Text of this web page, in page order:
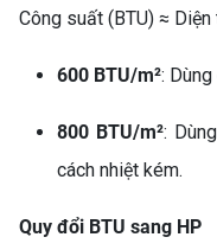
Công suất (BTU) ≈
600 BTU/m²:
800 BTU/m²:
cách nhiệt kém.
Quy đổi BTU sang HP